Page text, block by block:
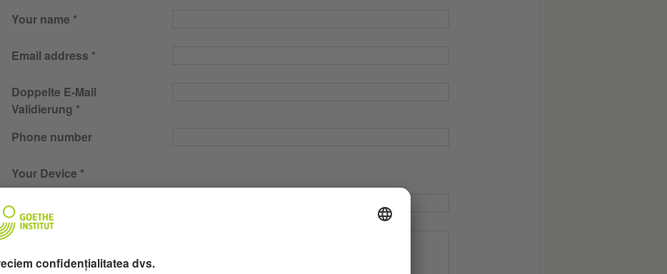
Your name
Email address
Doppelte E-Mail
Validierung
Phone number
Your Device
Your location (Country)
Brief description of the
problem